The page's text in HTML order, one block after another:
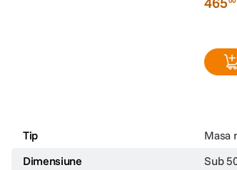
Tip Masa
Dimensiune
Sub